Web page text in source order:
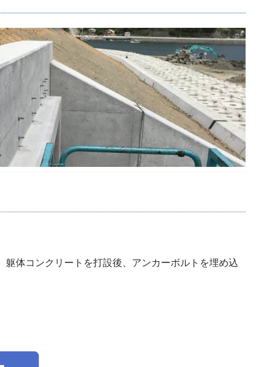
体コンクリートを打設後、アンカーボルトを埋め込